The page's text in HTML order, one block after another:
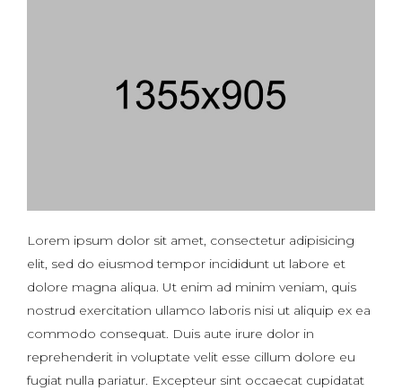
Lorem ipsum dolor sit amet, consectetur adipisicing
elit, sed do eiusmod tempor incididunt ut labore et
dolore magna aliqua. Ut enim ad minim veniam, quis
nostrud exercitation ullamco laboris nisi ut aliquip ex ea
commodo consequat. Duis aute irure dolor in
reprehenderit in voluptate velit esse cillum dolore eu
fugiat nulla pariatur. Excepteur sint occaecat cupidatat